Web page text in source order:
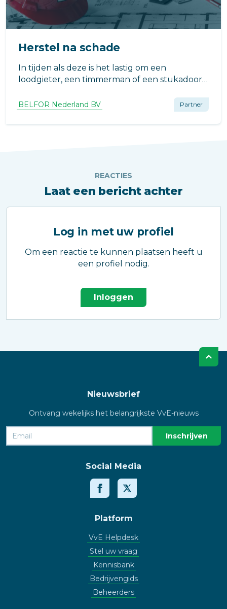
Herstel na schade
In tijden als deze is het lastig om een
loodgieter, een timmerman of een stukadoor
gebouwen willen na schade maar één ding: zo
voorafgaand aan de schade.
BELFOR Nederland BV Partner
REACTIES
Laat een bericht achter
Log in met uw profiel
Om een reactie te kunnen plaatsen heeft u
een profiel nodig.
Inloggen
Nieuwsbrief
Ontvang wekelijks het belangrijkste VvE-nieuws
Social Media
Platform
VvE Helpdesk
Stel uw vraag
Kennisbank
Bedrijvengids
Beheerders